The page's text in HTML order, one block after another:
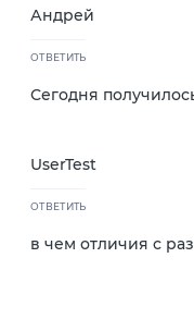
Андрей
ОТВЕТИТЬ
Сегодня
UserTest
ОТВЕТИТЬ
в чем отличия с